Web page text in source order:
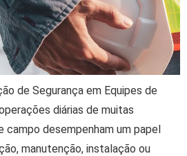
de Segurança em Equipes de
diárias de muitas
campo desempenham um papel
manutenção, instalação ou